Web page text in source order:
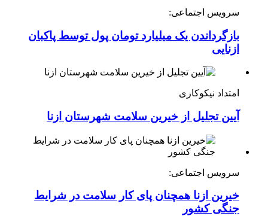
سرویس اجتماعی:
بازگرداندن یک میلیارد تومان پول توسط پاکبان
ازنایی
امتداد نیکوکاری
آیین تجلیل از خیرین سلامت شهرستان ازنا
سرویس اجتماعی:
خیرین ازنا همچنان پای کار سلامت در شرایط
جنگی کشور